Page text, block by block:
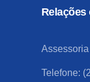
Relações
Telefone: